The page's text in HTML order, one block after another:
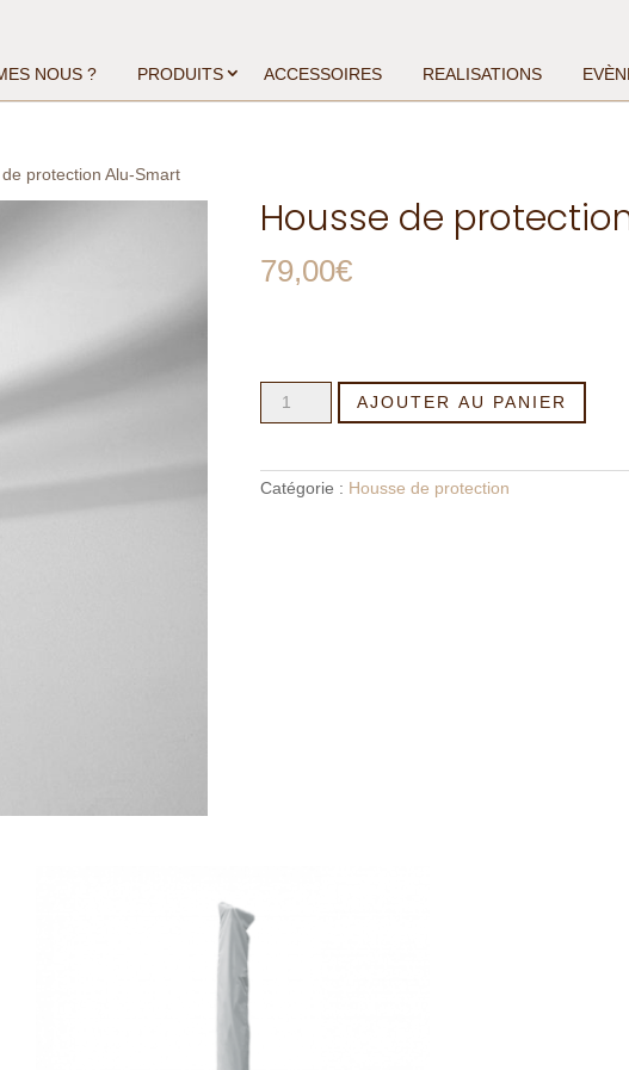
NOUS ? PRODUITS ACCESSOIRES REALISATIONS
protection Alu-Smart
Housse de
79,00€
Housse
protection
Alu-
AJOUTER AU PANIER
Catégorie : Housse de protection